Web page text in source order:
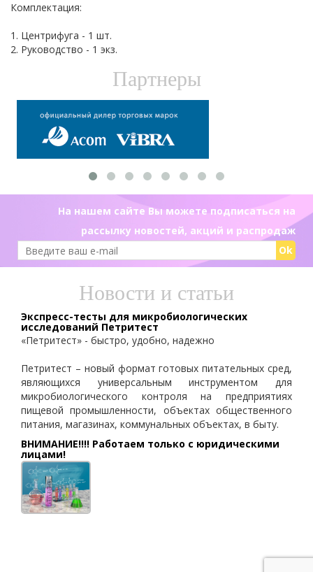
Комплектация:
1. Центрифуга - 1 шт.
2. Руководство - 1 экз.
Партнеры
На нашем сайте Вы можете подписаться на
рассылку новостей, акций и распродаж
Ok
Новости и статьи
Экспресс-тесты для микробиологических
исследований Петритест
«Петритест» - быстро, удобно, надежно
Петритест – новый формат готовых питательных сред,
являющихся универсальным инструментом для
микробиологического контроля на предприятиях
пищевой промышленности, объектах общественного
питания, магазинах, коммунальных объектах, в быту.
ВНИМАНИЕ!!!! Работаем только с юридическими
лицами!